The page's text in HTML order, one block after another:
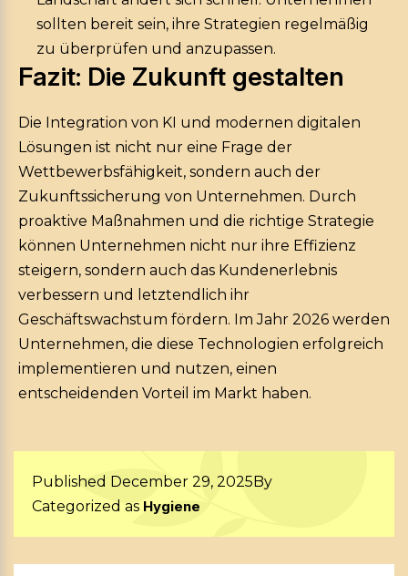
sollten bereit sein, ihre Strategien regelmäßig
zu überprüfen und anzupassen.
Fazit: Die Zukunft gestalten
Die Integration von KI und modernen digitalen
Lösungen ist nicht nur eine Frage der
Wettbewerbsfähigkeit, sondern auch der
Zukunftssicherung von Unternehmen. Durch
proaktive Maßnahmen und die richtige Strategie
können Unternehmen nicht nur ihre Effizienz
steigern, sondern auch das Kundenerlebnis
verbessern und letztendlich ihr
Geschäftswachstum fördern. Im Jahr 2026 werden
Unternehmen, die diese Technologien erfolgreich
implementieren und nutzen, einen
entscheidenden Vorteil im Markt haben.
Published December 29, 2025 By
Categorized as Hygiene